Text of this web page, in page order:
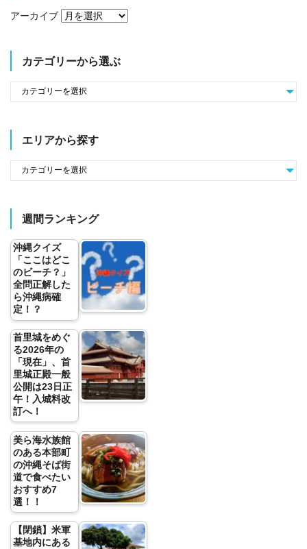
アーカイブ
カテゴリーから選ぶ
エリアから探す
週間ランキング
沖縄クイズ
「ここはどこ
のビーチ？」
全問正解した
ら沖縄病確
定！？
首里城をめぐ
る2026年の
「現在」、首
里城正殿一般
公開は23日正
午！入城料改
訂へ！
美ら海水族館
のある本部町
の沖縄そば街
道で食べたい
おすすめ7
選！！
【閉鎖】米軍
基地内にある